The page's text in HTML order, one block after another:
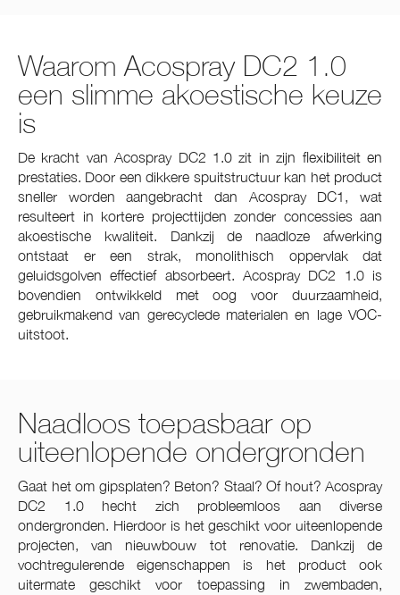
Waarom Acospray DC2 1.0
een slimme akoestische keuze
is
De kracht van Acospray DC2 1.0 zit in zijn flexibiliteit en
prestaties. Door een dikkere spuitstructuur kan het product
sneller worden aangebracht dan Acospray DC1, wat
resulteert in kortere projecttijden zonder concessies aan
akoestische kwaliteit. Dankzij de naadloze afwerking
ontstaat er een strak, monolithisch oppervlak dat
geluidsgolven effectief absorbeert. Acospray DC2 1.0 is
bovendien ontwikkeld met oog voor duurzaamheid,
gebruikmakend van gerecyclede materialen en lage VOC-
uitstoot.
Naadloos toepasbaar op
uiteenlopende ondergronden
Gaat het om gipsplaten? Beton? Staal? Of hout? Acospray
DC2 1.0 hecht zich probleemloos aan diverse
ondergronden. Hierdoor is het geschikt voor uiteenlopende
projecten, van nieuwbouw tot renovatie. Dankzij de
vochtregulerende eigenschappen is het product ook
uitermate geschikt voor toepassing in zwembaden,